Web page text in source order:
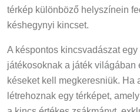
térkép különböző helyszínein
késhegynyi kincset.
A késpontos kincsvadászat
játékosoknak a játék világában
késeket kell megkeresniük. Ha
létrehoznak egy térképet,
a kincs értékes zsákmányt,